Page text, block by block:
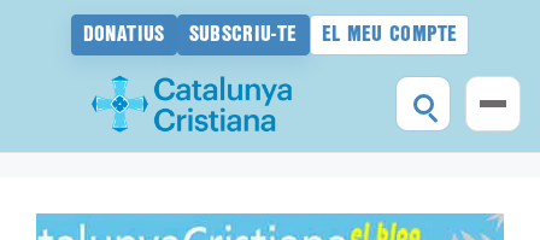
DONATIUS SUBSCRIU-TE EL MEU COMPTE
contingut